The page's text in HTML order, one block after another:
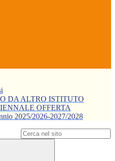
DA ALTRO ISTITUTO
OFFERTA
2025/2026-2027/2028